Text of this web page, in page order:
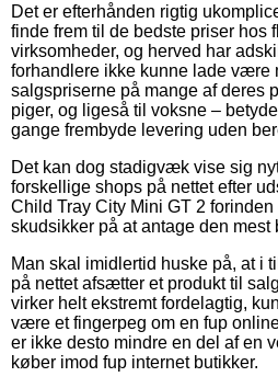
Det er efterhånden rigtig
finde frem til de bedste priser hos
virksomheder, og herved har
forhandlere ikke kunne lade være
salgspriserne på mange af deres
piger, og ligeså til voksne –
gange frembyde levering uden
Det kan dog stadigvæk vise sig
forskellige shops på nettet efter
Child Tray City Mini GT 2
skudsikker på at antage den mest
Man skal imidlertid huske på, at i
på nettet afsætter et produkt til
virker helt ekstremt fordelagtig,
være et fingerpeg om en fup
er ikke desto mindre en del af en
køber imod fup internet butikker.